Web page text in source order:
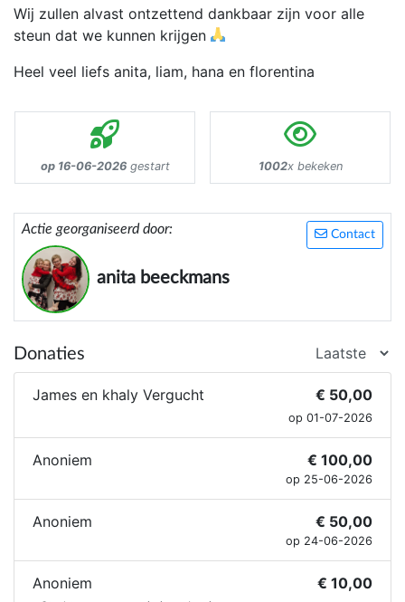
Wij zullen alvast ontzettend dankbaar zijn voor alle
steun dat we kunnen krijgen
Heel veel liefs anita, liam, hana en florentina
op 16-06-2026gestart 1002x bekeken
Contact
Actie georganiseerd door:
anita beeckmans
Donaties
James en khaly Vergucht € 50,00
op 01-07-2026
Anoniem € 100,00
op 25-06-2026
Anoniem € 50,00
op 24-06-2026
Anoniem € 10,00